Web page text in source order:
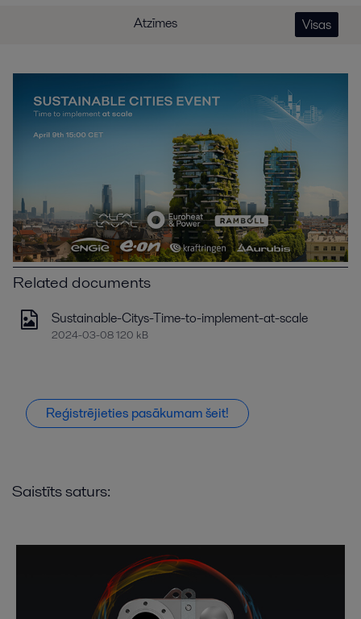
Atzīmes Visas
Related documents
Sustainable-Citys-Time-to-implement-at-scale
2024-03-08 120 kB
Reģistrējieties pasākumam šeit!
Saistīts saturs: